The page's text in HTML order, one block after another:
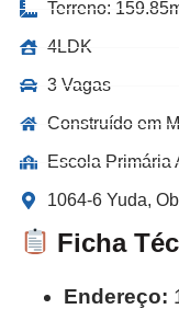
Terreno:
4LDK
3 Vagas
Construído em
Escola Primária
1064-6 Yuda,
Ficha
Endereço: